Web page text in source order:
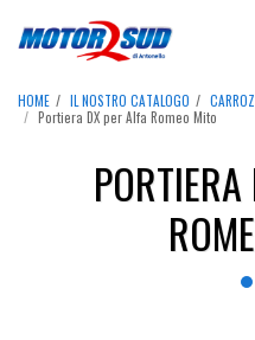
HOME IL NOSTRO CATALOGO
Portiera DX per Alfa Romeo Mito